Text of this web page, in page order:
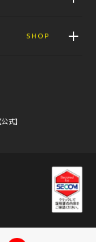
SHOP
式】